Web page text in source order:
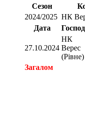
Сезон
2024/2025 НК
Дата
27.10.2024
НК
Верес
(Рівне)
Загалом